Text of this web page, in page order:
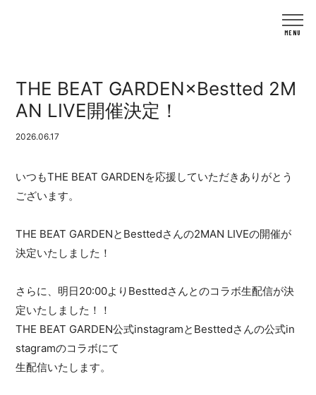
THE BEAT GARDEN×Bestted 2M
AN LIVE開催決定！
2026.06.17
いつもTHE BEAT GARDENを応援していただきありがとう
ございます。
THE BEAT GARDENとBesttedさんの2MAN LIVEの開催が
決定いたしました！
さらに、明日20:00よりBesttedさんとのコラボ生配信が決
定いたしました！！
THE BEAT GARDEN公式instagramとBesttedさんの公式in
stagramのコラボにて
生配信いたします。